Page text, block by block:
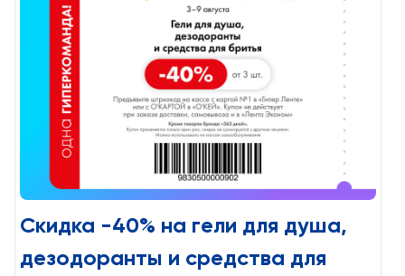
Скидка -40% на гели для душа,
дезодоранты и средства для